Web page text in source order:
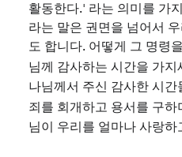
활동한다.' 라는 의미를 가
라는 말은 권면을 넘어서
도 합니다. 어떻게 그 명령
님께 감사하는 시간을 가지
나님께서 주신 감사한 시
죄를 회개하고 용서를 구하
님이 우리를 얼마나 사랑